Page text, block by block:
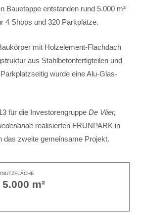
Bauetappe entstanden rund 5.000 m²
4 Shops und 320 Parkplätze.
mit Holzelement-Flachdach
aus Stahlbetonfertigteilen und
wurde eine Alu-Glas-
für die InvestorengruppeDe Vlier,
realisierten FRUNPARK in
das zweite gemeinsame Projekt.
m²